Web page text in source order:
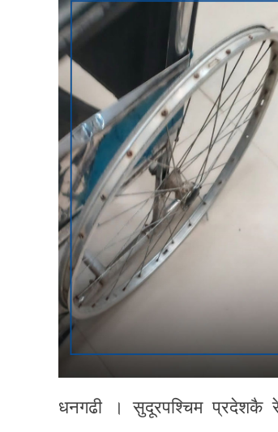
धनगढी । सुदूरपश्चिम प्रदेशकै